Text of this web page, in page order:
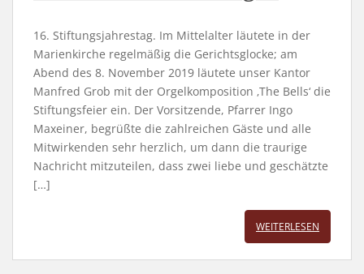
16. Stiftungsjahrestag. Im Mittelalter läutete in der
Marienkirche regelmäßig die Gerichtsglocke; am
Abend des 8. November 2019 läutete unser Kantor
Manfred Grob mit der Orgelkomposition ‚The Bells‘ die
Stiftungsfeier ein. Der Vorsitzende, Pfarrer Ingo
Maxeiner, begrüßte die zahlreichen Gäste und alle
Mitwirkenden sehr herzlich, um dann die traurige
Nachricht mitzuteilen, dass zwei liebe und geschätzte
[…]
WEITERLESEN